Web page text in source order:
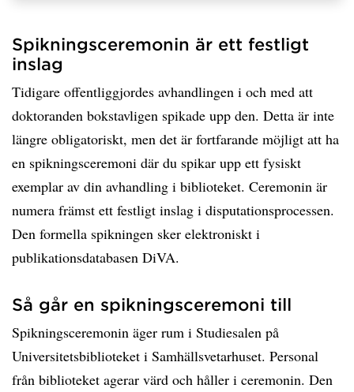
Spikningsceremonin är ett festligt
inslag
Tidigare offentliggjordes avhandlingen i och med att
doktoranden bokstavligen spikade upp den. Detta är inte
längre obligatoriskt, men det är fortfarande möjligt att ha
en spikningsceremoni där du spikar upp ett fysiskt
exemplar av din avhandling i biblioteket. Ceremonin är
numera främst ett festligt inslag i disputationsprocessen.
Den formella spikningen sker elektroniskt i
publikationsdatabasen DiVA.
Så går en spikningsceremoni till
Spikningsceremonin äger rum i Studiesalen på
Universitetsbiblioteket i Samhällsvetarhuset. Personal
från biblioteket agerar värd och håller i ceremonin. Den